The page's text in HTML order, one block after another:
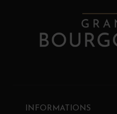
INFORMATIONS